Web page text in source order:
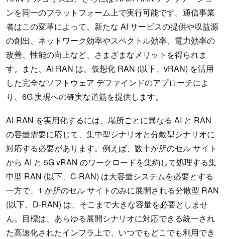
ンを同一のプラットフォーム上で実行可能です。通信事業
者はこの変革によって、新たな AI サービスの提供や収益源
の創出、ネットワーク効率やスペクトル効率、電力効率の
改善、性能の向上など、さまざまなメリットを得られま
す。また、AI RAN は、仮想化 RAN (以下、vRAN) を活用
した完全なソフトウェア デファインドのアプローチによ
り、6G 実現への確実な道筋を提供します。
AI-RAN を実用化するには、場所ごとに異なる AI と RAN
の容量需要に応じて、集中型シナリオと分散型シナリオに
対応する必要があります。例えば、数十か所のセル サイト
から AI と 5G vRAN のワークロードを集約して処理する集
中型 RAN (以下、C-RAN) は大容量システムを必要とする
一方で、1 か所のセル サイトのみに展開される分散型 RAN
(以下、D-RAN) は、そこまで大きな容量を必要としませ
ん。目標は、あらゆる展開シナリオに対応できる統一され
た高速化されたインフラ上で、いつでもどこでも利用でき